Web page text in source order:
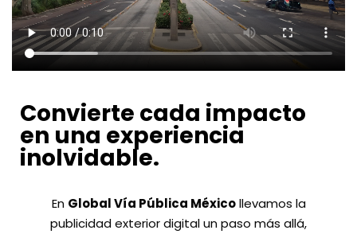
Convierte cada impacto
en una experiencia
inolvidable.
En Global Vía Pública Méxicollevamos la
publicidad exterior digital un paso más allá,